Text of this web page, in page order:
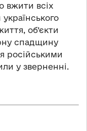
вжити всіх
об’єкти
спадщину
російськими
у зверненні.